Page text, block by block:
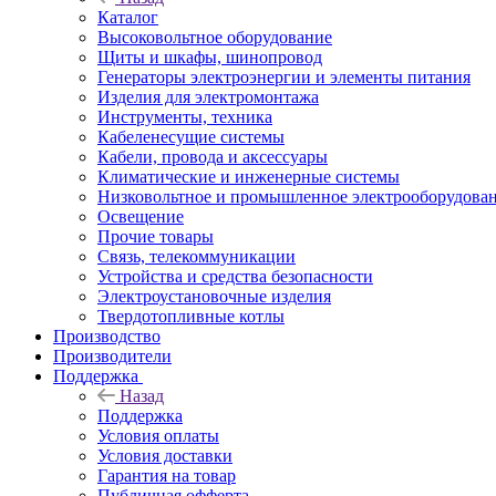
Каталог
Высоковольтное оборудование
Щиты и шкафы, шинопровод
Генераторы электроэнергии и элементы питания
Изделия для электромонтажа
Инструменты, техника
Кабеленесущие системы
Кабели, провода и аксессуары
Климатические и инженерные системы
Низковольтное и промышленное
Освещение
Прочие товары
Связь, телекоммуникации
Устройства и средства безопасности
Электроустановочные изделия
Твердотопливные котлы
Производство
Производители
Поддержка
Назад
Поддержка
Условия оплаты
Условия доставки
Гарантия на товар